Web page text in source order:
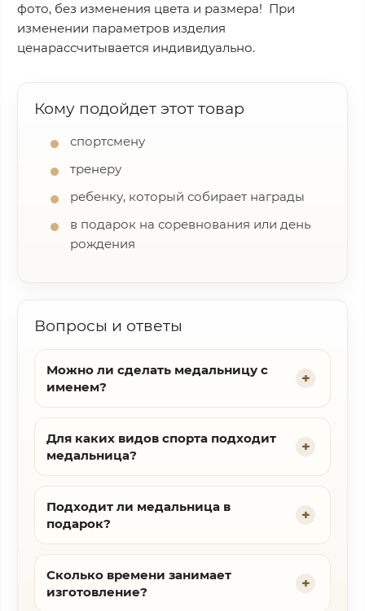
фото, без изменения цвета и размера! При
изменении параметров изделия
ценарассчитывается индивидуально.
Кому подойдет этот товар
спортсмену
тренеру
ребенку, который собирает награды
в подарок на соревнования или день
рождения
Вопросы и ответы
Можно ли сделать медальницу с
именем?
Для каких видов спорта подходит
медальница?
Подходит ли медальница в
подарок?
Сколько времени занимает
изготовление?